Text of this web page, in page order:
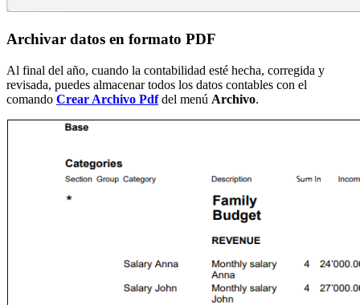
Archivar datos en formato PDF
Al final del año, cuando la contabilidad esté hecha, corregida y
revisada, puedes almacenar todos los datos contables con el
comando Crear Archivo Pdfdel menú Archivo.